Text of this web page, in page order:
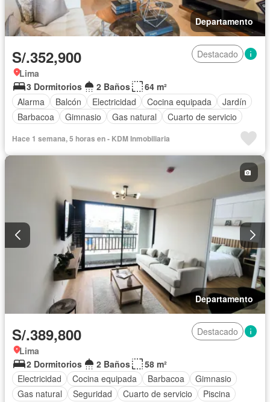
Departamento
S/.352,900
Destacado
Lima
3 Dormitorios
2 Baños
64 m²
Alarma
Balcón Electricidad Cocina equipada
Jardín
Barbacoa
Gimnasio Gas natural Cuarto de servicio
Hace 1 semana, 5 horas en - KDM Inmobiliaria
Departamento
S/.389,800
Destacado
Lima
2 Dormitorios
2 Baños
58 m²
Electricidad
Cocina equipada Barbacoa
Gimnasio
Gas natural
Seguridad Cuarto de servicio Piscina